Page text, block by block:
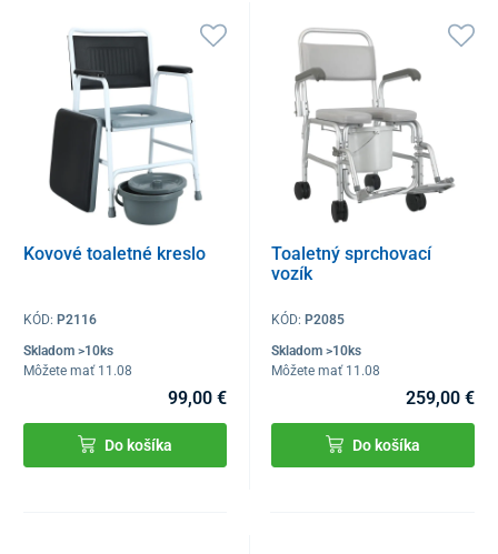
Kovové toaletné kreslo
KÓD: P2116
Skladom >10ks
Môžete mať 11.08
99,00 €
Do košíka
Toaletný sprchovací
vozík
KÓD: P2085
Skladom >10ks
Môžete mať 11.08
259,00 €
Do košíka